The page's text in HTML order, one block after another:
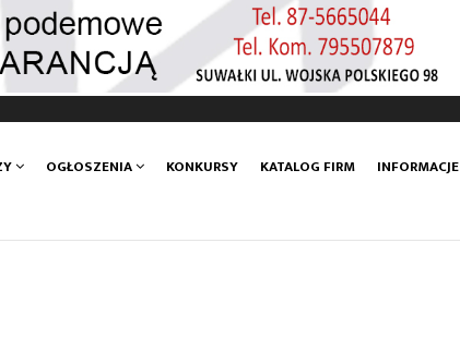
OGŁOSZENIA KONKURSY KATALOG FIRM INFORMACJE